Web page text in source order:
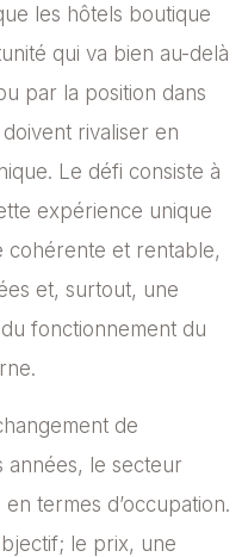
les hôtels boutique
qui va bien au-delà
par la position dans
doivent rivaliser en
Le défi consiste à
expérience unique
cohérente et rentable,
et, surtout, une
fonctionnement du
de
années, le secteur
termes d’occupation.
le prix, une